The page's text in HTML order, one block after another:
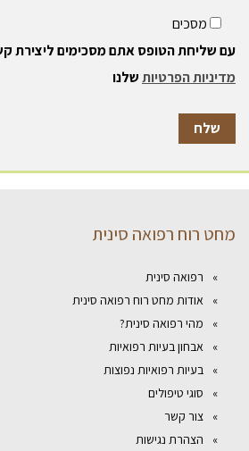
מסכים
עם שליחת הטופס אתם מסכימים ליצירת
מדיניות הפרטיותשלנו
מחט רוח רפואה סינית
רפואה סינית
אודות מחט רוח רפואה סינית
מהי רפואה סינית?
אבחון בעיות רפואיות
בעיות רפואיות נפוצות
סוגי טיפולים
צור קשר
הצהרת נגישות